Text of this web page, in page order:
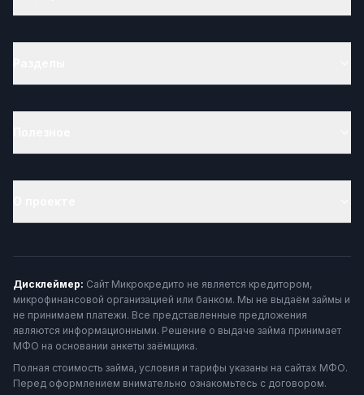
Дисклеймер: Сайт Микрокредито не является кредитором,
микрофинансовой организацией или банком. Мы не выдаём займы и
не принимаем платежи. Все представленные предложения
являются информационными. Решение о выдаче займа принимает
МФО на основании анкеты заёмщика.
Полная стоимость займа, условия и тарифы указаны на сайтах МФО.
Перед оформлением внимательно ознакомьтесь с договором.